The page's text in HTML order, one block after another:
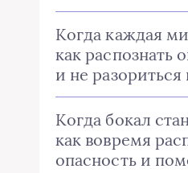
Когда каждая
как распознать
и не
Когда бокал
как вовремя
опасность и